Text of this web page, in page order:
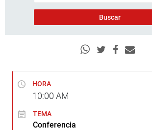
HORA
10:00 AM
TEMA
Conferencia